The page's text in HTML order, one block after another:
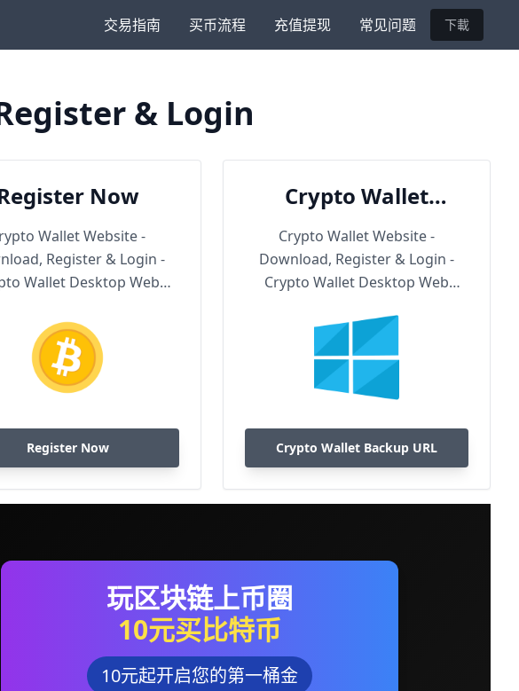
交易指南 买币流程 充值提现 常见问题 下載
& Login
Now
Wallet Website -
Register & Login -
Wallet Desktop Web
Register Now
Crypto Wallet
Backup URL
Crypto Wallet Website -
Download, Register & Login -
Crypto Wallet Desktop Web
Crypto Wallet Backup URL
玩区块链上币圈
10元买比特币
10元起开启您的第一桶金